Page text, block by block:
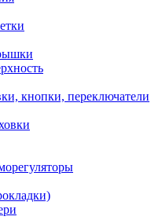
кнопки, переключатели